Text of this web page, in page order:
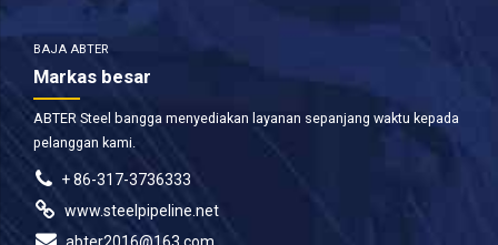
BAJA ABTER
Markas besar
ABTER Steel bangga menyediakan layanan sepanjang waktu kepada
pelanggan kami.
+ 86-317-3736333
www.steelpipeline.net